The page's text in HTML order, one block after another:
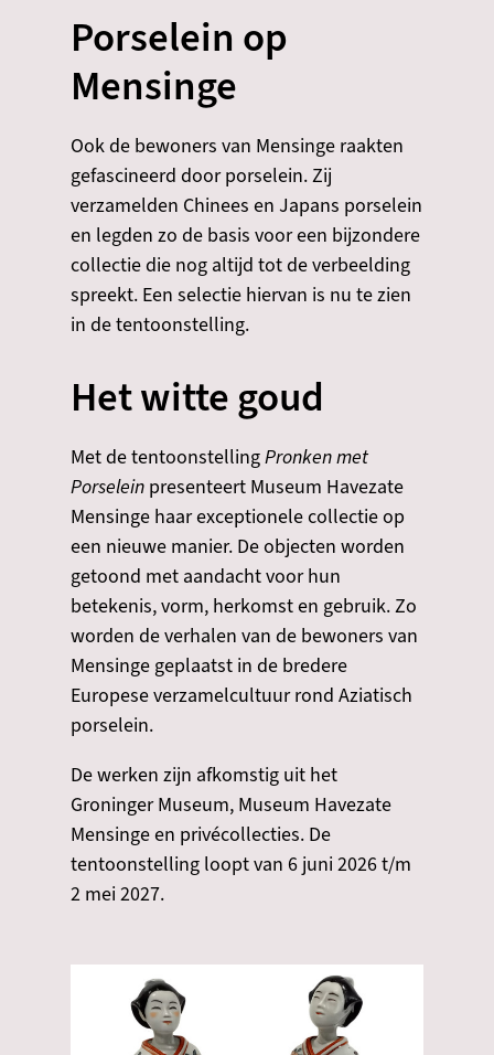
Porselein op
Mensinge
Ook de bewoners van Mensinge raakten
gefascineerd door porselein. Zij
verzamelden Chinees en Japans porselein
en legden zo de basis voor een bijzondere
collectie die nog altijd tot de verbeelding
spreekt. Een selectie hiervan is nu te zien
in de tentoonstelling.
​​​Het witte goud
​Met de tentoonstellingPronken met
Porselein presenteert Museum Havezate
Mensinge haar exceptionele collectie op
een nieuwe manier. De objecten worden
getoond met aandacht voor hun
betekenis, vorm, herkomst en gebruik. Zo
worden de verhalen van de bewoners van
Mensinge geplaatst in de bredere
Europese verzamelcultuur rond Aziatisch
porselein.
De werken zijn afkomstig uit het
Groninger Museum, Museum Havezate
Mensinge en privécollecties. De
tentoonstelling loopt van 6 juni 2026 t/m
2 mei 2027.